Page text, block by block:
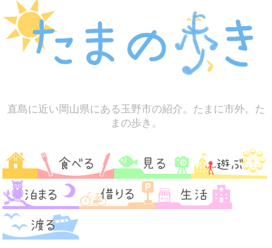
直島に近い岡山県にある玉野市の紹介。たまに市外。た
まの歩き。